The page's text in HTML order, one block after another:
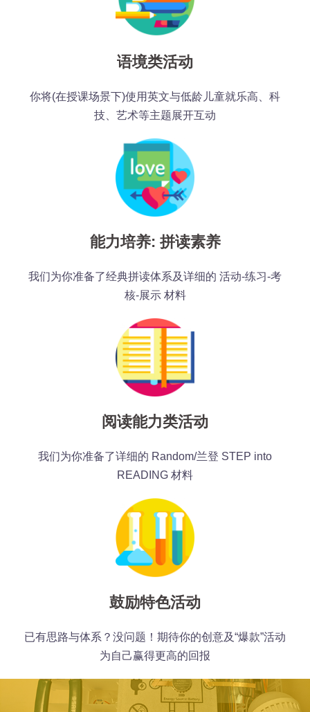
语境类活动
你将(在授课场景下)使用英文与低龄儿童就乐高、科
技、艺术等主题展开互动
能力培养: 拼读素养
我们为你准备了经典拼读体系及详细的 活动-练习-考
核-展示 材料
阅读能力类活动
我们为你准备了详细的 Random/兰登 STEP into
READING 材料
鼓励特色活动
已有思路与体系？没问题！期待你的创意及“爆款”活动
为自己赢得更高的回报